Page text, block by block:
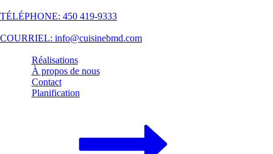
TÉLÉPHONE: 450 419-9333
COURRIEL: info@cuisinebmd.com
Réalisations
À propos de nous
Contact
Planification